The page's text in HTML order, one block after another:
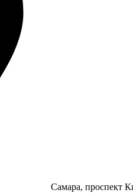
Самара, проспект